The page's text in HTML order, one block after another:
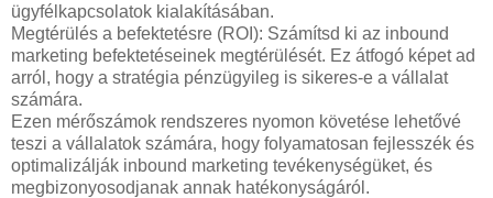
ügyfélkapcsolatok kialakításában.
Megtérülés a befektetésre (ROI): Számítsd ki az inbound
marketing befektetéseinek megtérülését. Ez átfogó képet ad
arról, hogy a stratégia pénzügyileg is sikeres-e a vállalat
számára.
Ezen mérőszámok rendszeres nyomon követése lehetővé
teszi a vállalatok számára, hogy folyamatosan fejlesszék és
optimalizálják inbound marketing tevékenységüket, és
megbizonyosodjanak annak hatékonyságáról.